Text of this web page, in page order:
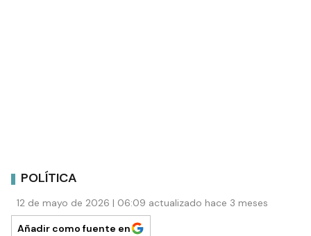
POLÍTICA
12 de mayo de 2026 | 06:09 actualizado hace 3 meses
Añadir como fuente en